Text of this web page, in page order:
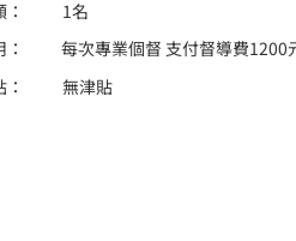
1名
每次專業個督 支付督導費1200
無津貼